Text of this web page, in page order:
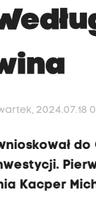
2024.07.18
Kacper